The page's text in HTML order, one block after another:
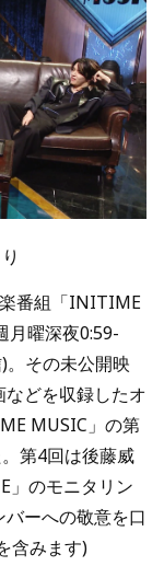
り
番組「INITIME
月曜深夜0:59-
その未公開映
どを収録したオ
MUSIC」の第
第4回は後藤威
」のモニタリン
ーへの敬意を口
含みます)